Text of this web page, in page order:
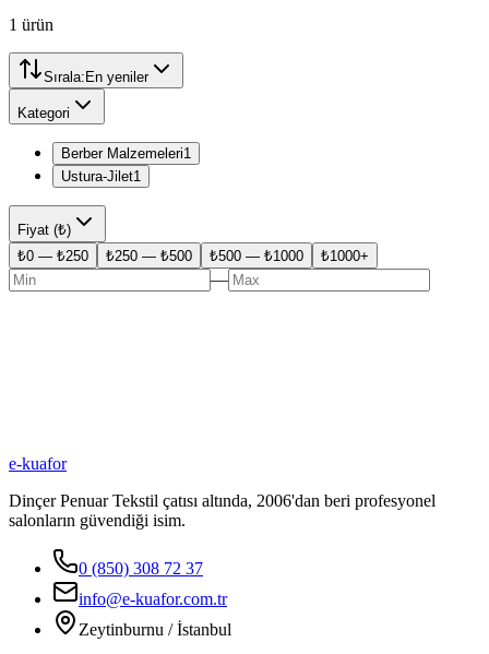
1 ürün
Sırala:En yeniler
Kategori
Berber Malzemeleri1
Ustura-Jilet1
Fiyat (₺)
₺0 — ₺250
₺250 — ₺500 ₺500 — ₺1000 ₺1000+
—
Sepete Ekle
e-kuafor
Dinçer Penuar Tekstil çatısı altında, 2006'dan beri profesyonel
salonların güvendiği isim.
0 (850) 308 72 37
info@e-kuafor.com.tr
Zeytinburnu / İstanbul